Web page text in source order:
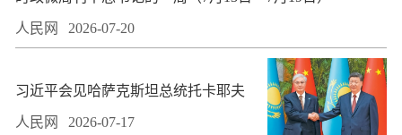
人民网 2026-07-20
习近平会见哈萨克斯坦总统托卡耶夫
人民网 2026-07-17